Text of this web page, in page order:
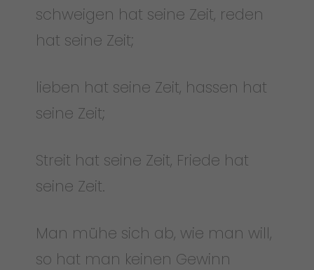
schweigen hat seine Zeit, reden
hat seine Zeit;
lieben hat seine Zeit, hassen hat
seine Zeit;
Streit hat seine Zeit, Friede hat
seine Zeit.
Man mühe sich ab, wie man will,
so hat man keinen Gewinn